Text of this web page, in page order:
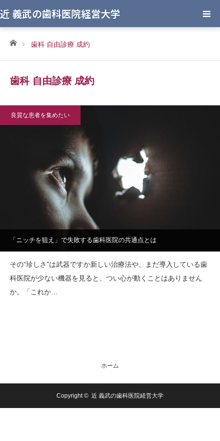
近 義武の歯科医院経営大学
ホーム歯科 自由診療 成約
歯科 自由診療 成約
良質な患者を集めたい
「ニッチを狙え」で失敗する歯科医院の共通点とは
その“珍しさ”は武器ですか新しい治療法や、まだ導入している歯
科医院が少ない機器を見ると、つい心が動くことはありません
か。「これか…
ホーム
Copyright © 近 義武の歯科医院経営大学